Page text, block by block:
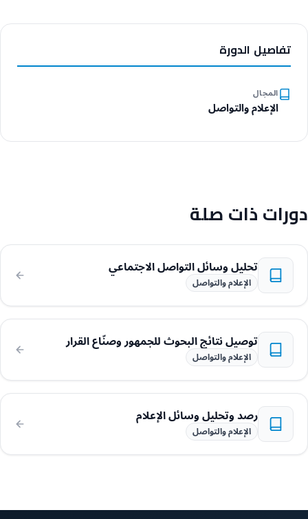
تفاصيل الدورة
المجال
الإعلام والتواصل
دورات ذات صلة
تحليل وسائل التواصل الاجتماعي
الإعلام والتواصل
توصيل نتائج البحوث للجمهور وصنّاع القرار
الإعلام والتواصل
رصد وتحليل وسائل الإعلام
الإعلام والتواصل